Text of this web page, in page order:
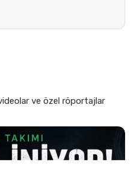
ve özel röportajlar